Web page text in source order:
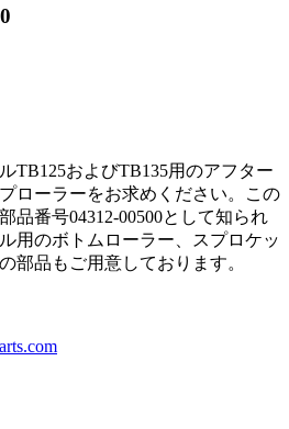
TB125およびTB135用のアフター
ローラーをお求めください。この
品番号04312-00500として知られ
用のボトムローラー、スプロケッ
部品もご用意しております。